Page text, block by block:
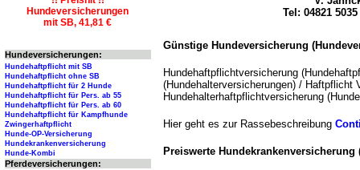
Günstige Hundeversicherung
Hundehaftpflichtversicherung
(Hundehalterversicherungen) / Haftpflicht
Hundehalterhaftpflichtversicherung
Hier geht es zur Rassebeschreibung
Preiswerte
Tel: 04821
Hundeversicherungen
mit SB, 41,81 €
Hundeversicherungen:
Hundehaftpflicht mit SB
Hundehaftpflicht ohne SB
Hundehaftpflicht für 2 Hunde
Hundehaftpflicht für Pers. ab 55
Hundehaftpflicht für Pers. ab 60
Hundehaftpflicht für Kampfhunde
Zwingerhaftpflicht
Hunde-OP-Versicherung
Hundekrankenversicherung
Hunde-Kombi
Pferdeversicherungen: